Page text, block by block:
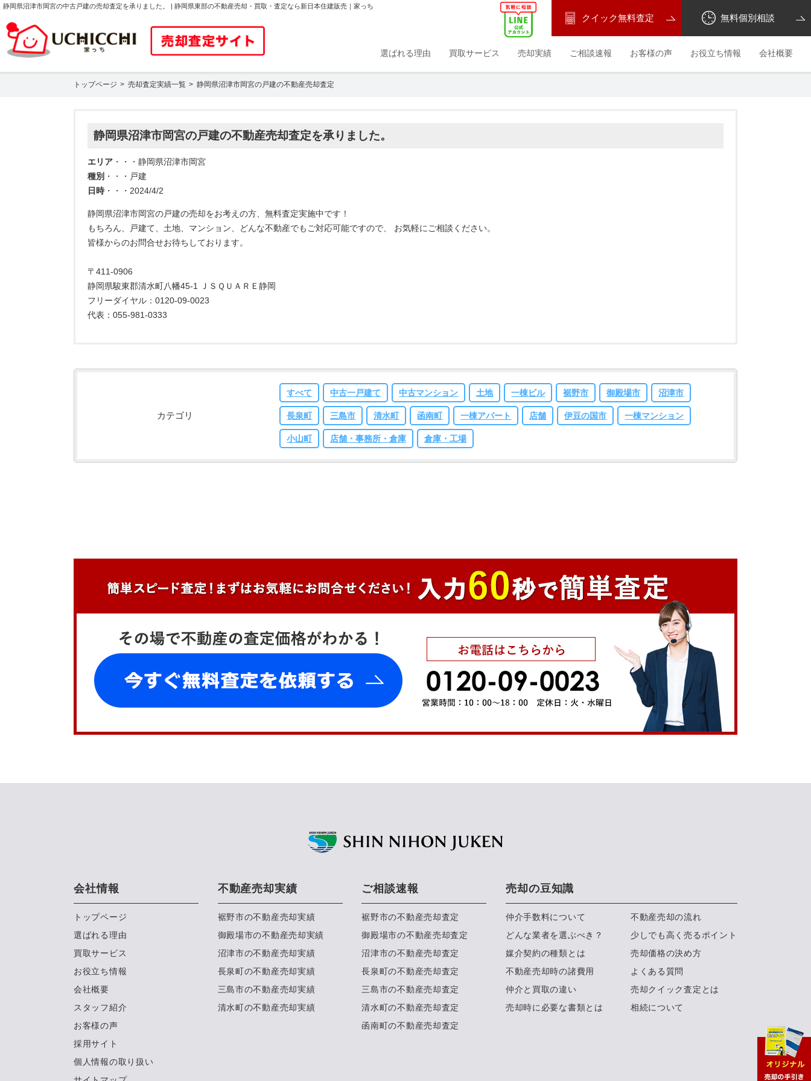
静岡県沼津市岡宮の中古戸建の売却査定を承りました。 | 静岡県東部の不動産売却・買取・査定なら新日本住建販売｜家っち
クイック無料査定 無料個別相談
選ばれる理由 買取サービス 売却実績 ご相談速報 お客様の声 お役立ち情報 会社概要
トップページ 売却査定実績一覧 静岡県沼津市岡宮の戸建の不動産売却査定
静岡県沼津市岡宮の戸建の不動産売却査定を承りました。
エリア ・・・静岡県沼津市岡宮
種別 ・・・戸建
日時 ・・・2024/4/2
静岡県沼津市岡宮の戸建の売却をお考えの方、無料査定実施中です！
もちろん、戸建て、土地、マンション、どんな不動産でもご対応可能ですので、 お気軽にご相談ください。
皆様からのお問合せお待ちしております。
〒411-0906
静岡県駿東郡清水町八幡45-1 ＪＳＱＵＡＲＥ静岡
フリーダイヤル：0120-09-0023
代表：055-981-0333
カテゴリ
すべて 中古一戸建て 中古マンション 土地 一棟ビル 裾野市 御殿場市 沼津市
長泉町 三島市 清水町 函南町 一棟アパート 店舗 伊豆の国市 一棟マンション
小山町 店舗・事務所・倉庫 倉庫・工場
会社情報
トップページ
選ばれる理由
買取サービス
お役立ち情報
会社概要
スタッフ紹介
お客様の声
採用サイト
個人情報の取り扱い
不動産売却実績
裾野市の不動産売却実績
御殿場市の不動産売却実績
沼津市の不動産売却実績
長泉町の不動産売却実績
三島市の不動産売却実績
清水町の不動産売却実績
ご相談速報
裾野市の不動産売却査定
御殿場市の不動産売却査定
沼津市の不動産売却査定
長泉町の不動産売却査定
三島市の不動産売却査定
清水町の不動産売却査定
函南町の不動産売却査定
売却の豆知識
仲介手数料について
どんな業者を選ぶべき？
媒介契約の種類とは
不動産売却時の諸費用
仲介と買取の違い
売却時に必要な書類とは
不動産売却の流れ
少しでも高く売るポイント
売却価格の決め方
よくある質問
売却クイック査定とは
相続について